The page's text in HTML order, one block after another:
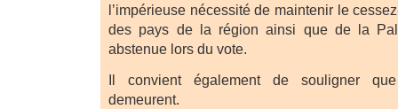
l’impérieuse nécessité de maintenir le
des pays de la région ainsi que de la
abstenue lors du vote.
Il convient également de souligner
demeurent.